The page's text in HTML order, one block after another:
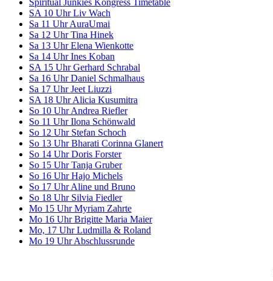
Spiritual Junkies Kongress Timetable
SA 10 Uhr Liv Wach
Sa 11 Uhr AuraUmai
Sa 12 Uhr Tina Hinek
Sa 13 Uhr Elena Wienkotte
Sa 14 Uhr Ines Koban
SA 15 Uhr Gerhard Schrabal
Sa 16 Uhr Daniel Schmalhaus
Sa 17 Uhr Jeet Liuzzi
SA 18 Uhr Alicia Kusumitra
So 10 Uhr Andrea Riefler
So 11 Uhr Ilona Schönwald
So 12 Uhr Stefan Schoch
So 13 Uhr Bharati Corinna Glanert
So 14 Uhr Doris Forster
So 15 Uhr Tanja Gruber
So 16 Uhr Hajo Michels
So 17 Uhr Aline und Bruno
So 18 Uhr Silvia Fiedler
Mo 15 Uhr Myriam Zahrte
Mo 16 Uhr Brigitte Maria Maier
Mo, 17 Uhr Ludmilla & Roland
Mo 19 Uhr Abschlussrunde